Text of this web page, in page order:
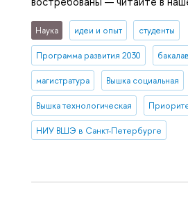
Наука идеи и опыт студенты
Программа развития 2030
магистратура Вышка социальная
Вышка технологическая
НИУ ВШЭ в Санкт-Петербурге